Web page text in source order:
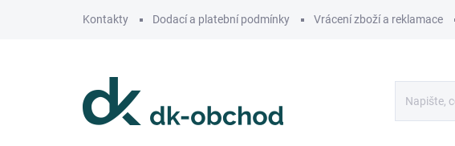
Kontakty Dodací a platební podmínky Vrácení zboží a reklamace